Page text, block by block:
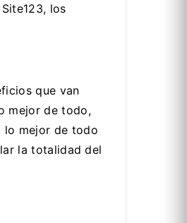
los
que van
mejor de todo,
lo mejor de todo
la totalidad del